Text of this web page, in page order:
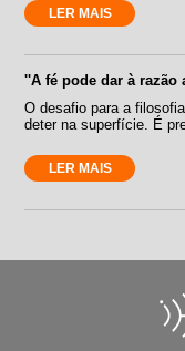
LER MAIS
''A fé pode dar à razão
O desafio para a
deter na superfície. É
LER MAIS